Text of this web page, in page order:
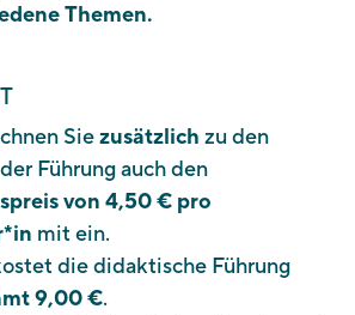
Themen.
Siezusätzlich zu den
Führung auch den
von 4,50 € pro
mit ein.
die didaktische Führung
9,00 €.